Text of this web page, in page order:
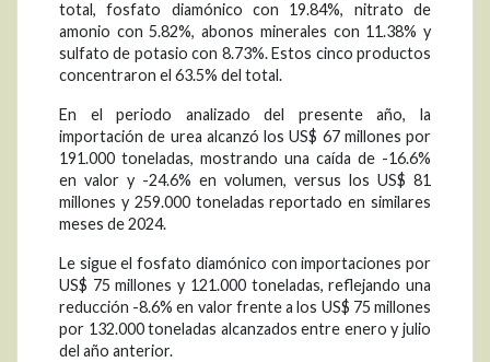
total, fosfato diamónico con 19.84%, nitrato de
amonio con 5.82%, abonos minerales con 11.38% y
sulfato de potasio con 8.73%. Estos cinco productos
concentraron el 63.5% del total.
En el periodo analizado del presente año, la
importación de urea alcanzó los US$ 67 millones por
191.000 toneladas, mostrando una caída de -16.6%
en valor y -24.6% en volumen, versus los US$ 81
millones y 259.000 toneladas reportado en similares
meses de 2024.
Le sigue el fosfato diamónico con importaciones por
US$ 75 millones y 121.000 toneladas, reflejando una
reducción -8.6% en valor frente a los US$ 75 millones
por 132.000 toneladas alcanzados entre enero y julio
del año anterior.